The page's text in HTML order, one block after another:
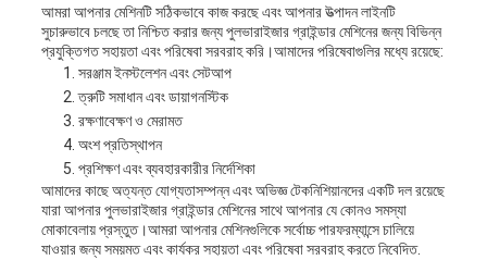
আমরা আপনার মেশিনটি সঠিকভাবে কাজ করছে এবং আপনার উত্পাদন লাইনটি
সুচারুভাবে চলছে তা নিশ্চিত করার জন্য পুলভারাইজার গ্রাইন্ডার মেশিনের জন্য বিভিন্ন
প্রযুক্তিগত সহায়তা এবং পরিষেবা সরবরাহ করি।আমাদের পরিষেবাগুলির মধ্যে রয়েছে:
সরঞ্জাম ইনস্টলেশন এবং সেটআপ
ত্রুটি সমাধান এবং ডায়াগনস্টিক
রক্ষণাবেক্ষণ ও মেরামত
অংশ প্রতিস্থাপন
প্রশিক্ষণ এবং ব্যবহারকারীর নির্দেশিকা
আমাদের কাছে অত্যন্ত যোগ্যতাসম্পন্ন এবং অভিজ্ঞ টেকনিশিয়ানদের একটি দল রয়েছে
যারা আপনার পুলভারাইজার গ্রাইন্ডার মেশিনের সাথে আপনার যে কোনও সমস্যা
মোকাবেলায় প্রস্তুত।আমরা আপনার মেশিনগুলিকে সর্বোচ্চ পারফরম্যান্সে চালিয়ে
যাওয়ার জন্য সময়মত এবং কার্যকর সহায়তা এবং পরিষেবা সরবরাহ করতে নিবেদিত.